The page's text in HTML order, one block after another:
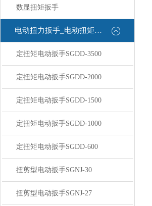
数显扭矩扳手
电动扭力扳手_电动扭矩扳手
定扭矩电动扳手SGDD-3500
定扭矩电动扳手SGDD-2000
定扭矩电动扳手SGDD-1500
定扭矩电动扳手SGDD-1000
定扭矩电动扳手SGDD-600
扭剪型电动扳手SGNJ-30
扭剪型电动扳手SGNJ-27